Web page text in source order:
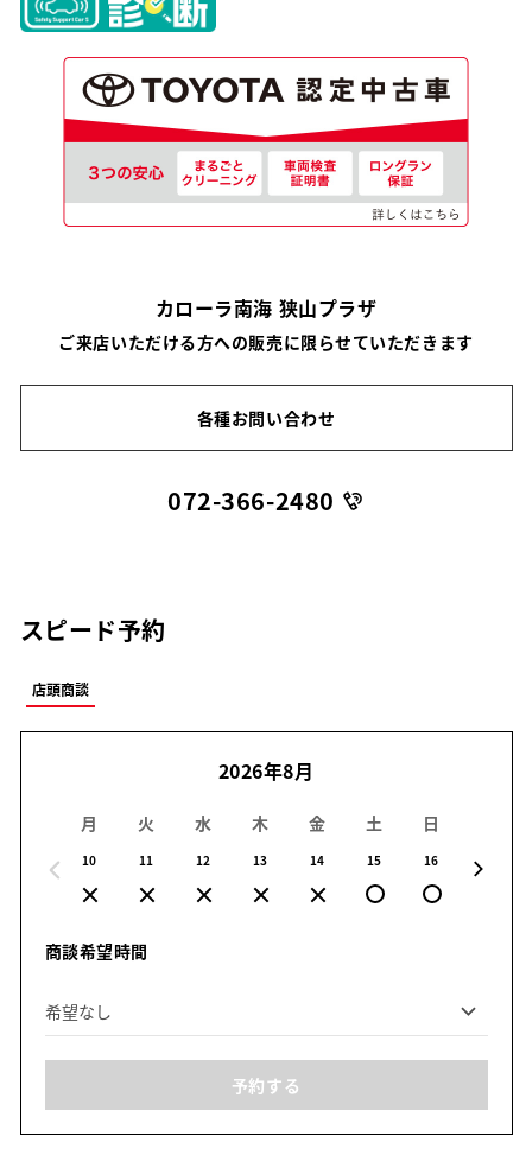
カローラ南海 狭山プラザ
ご来店いただける方への販売に限らせていただきます
各種お問い合わせ
072-366-2480
スピード予約
店頭商談
2026年8月
月
10
火
11
水
12
木
13
金
14
土
15
日
16
商談希望時間
予約する